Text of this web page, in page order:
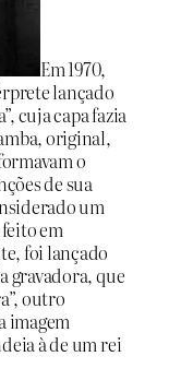
Em 1970,
lançado
cuja capa fazia
original,
o
de sua
um
em
foi lançado
gravadora, que
outro
imagem
à de um rei